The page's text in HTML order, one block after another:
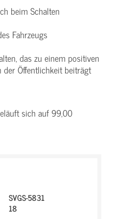
beim Schalten
Fahrzeugs
das zu einem positiven
Öffentlichkeit beiträgt
sich auf 99,00
SVGS-5831
18